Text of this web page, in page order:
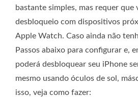
bastante simples, mas requer
desbloqueio com dispositivos
Apple Watch. Caso ainda não
Passos abaixo para configurar e,
poderá desbloquear seu iPhone
mesmo usando óculos de sol,
isso, veja como fazer: